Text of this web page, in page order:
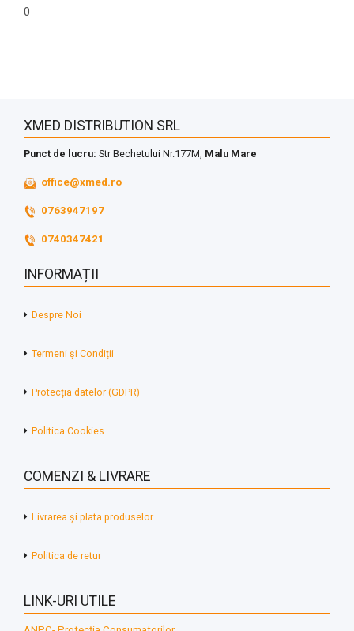
0
XMED DISTRIBUTION SRL
Punct de lucru: Str Bechetului Nr.177M, Malu Mare
office@xmed.ro
0763947197
0740347421
INFORMAȚII
Despre Noi
Termeni și Condiții
Protecția datelor (GDPR)
Politica Cookies
COMENZI & LIVRARE
Livrarea și plata produselor
Politica de retur
LINK-URI UTILE